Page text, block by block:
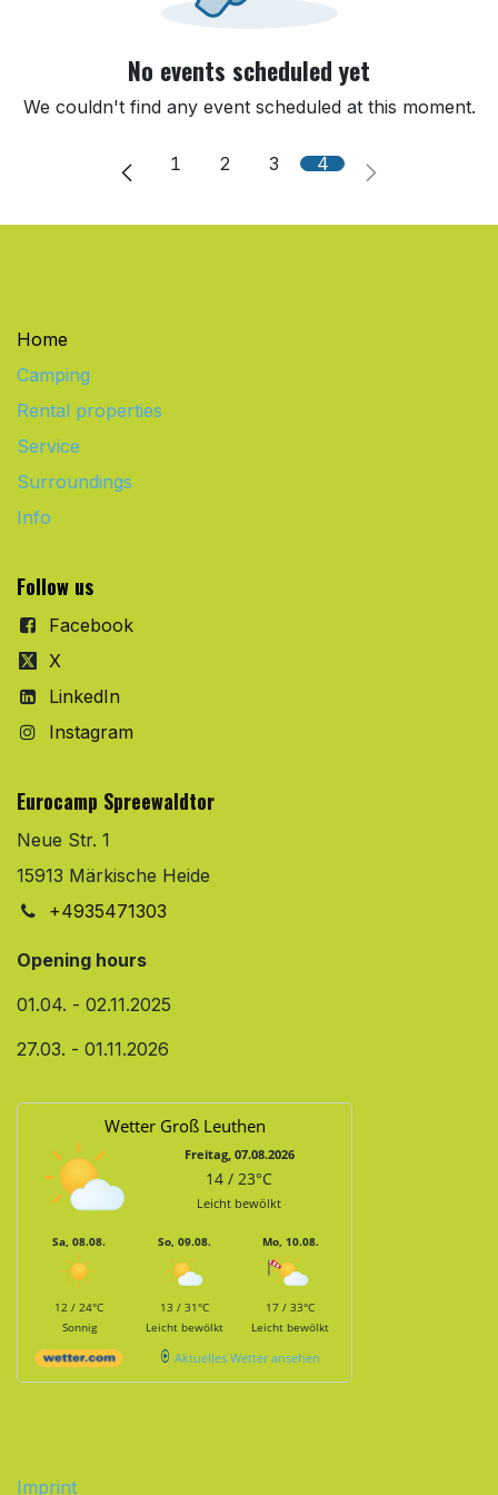
No events scheduled yet
We couldn't find any event scheduled at this moment.
1 2 3 4
Home
Camping
Rental properties
Service
Surroundings
Info
Follow us
Facebook
X
LinkedIn
Instagram
Eurocamp Spreewaldtor
Neue Str. 1
15913 Märkische Heide
+4935471303
Opening hours
01.04. - 02.11.2025
27.03. - 01.11.2026
Wetter Groß Leuthen
Freitag, 07.08.2026
14 / 23°C
Leicht bewölkt
Sa, 08.08.
12 / 24°C
Sonnig
So, 09.08.
13 / 31°C
Leicht bewölkt
Mo, 10.08.
17 / 33°C
Leicht bewölkt
Aktuelles Wetter ansehen
Imprint